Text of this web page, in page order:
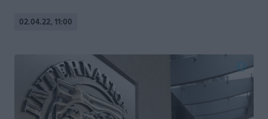
02.04.22, 11:00